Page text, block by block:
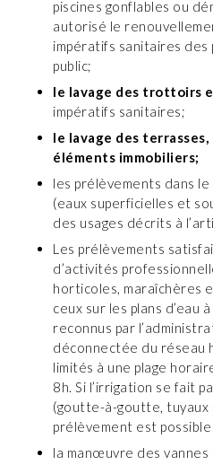
piscines gonflables ou
autorisé le
impératifs sanitaires des
public;
le lavage des trottoirs
impératifs sanitaires;
le lavage des
éléments immobiliers;
les prélèvements dans
(eaux superficielles et
des usages décrits à
Les prélèvements
d’activités
horticoles, maraîchères
ceux sur les plans d’eau
reconnus par
déconnectée du réseau
limités à une plage
8h. Si l’irrigation se fait
(goutte-à-goutte, tuyaux
prélèvement est
la manœuvre des